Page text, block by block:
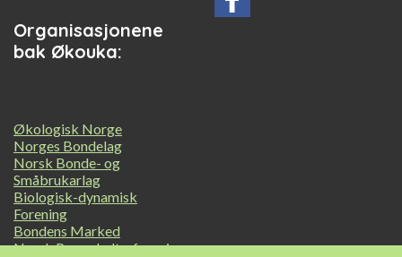
Organisasjonene
bak Økouka:
Økologisk Norge
Norges Bondelag
Norsk Bonde- og
Småbrukarlag
Biologisk-dynamisk
Forening
Bondens Marked
Norsk Permakulturforening